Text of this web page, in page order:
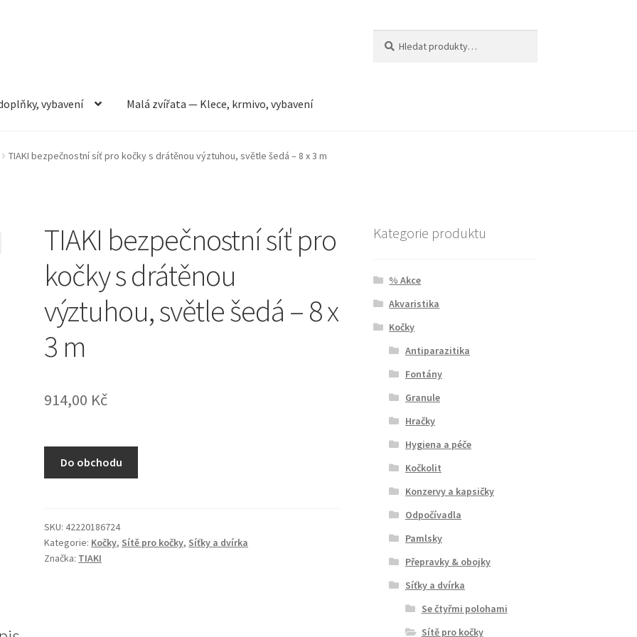
vybavení Malá zvířata — Klece, krmivo, vybavení
vybavení Můj účet Obchod Pokladna Vše pro kočky
TIAKI bezpečnostní síť pro kočky s drátěnou výztuhou, světle šedá – 8 x 3 m
TIAKI bezpečnostní síť pro
kočky s drátěnou
výztuhou, světle šedá – 8 x
3 m
914,00 Kč
Do obchodu
SKU:42220186724
Kategorie: Kočky, Sítě pro kočky, Síťky a dvírka
Značka: TIAKI
Kategorie produktu
% Akce
Akvaristika
Kočky
Antiparazitika
Fontány
Granule
Hračky
Hygiena a péče
Kočkolit
Konzervy a kapsičky
Odpočívadla
Pamlsky
Přepravky & obojky
Síťky a dvírka
Se čtyřmi polohami
Sítě pro kočky